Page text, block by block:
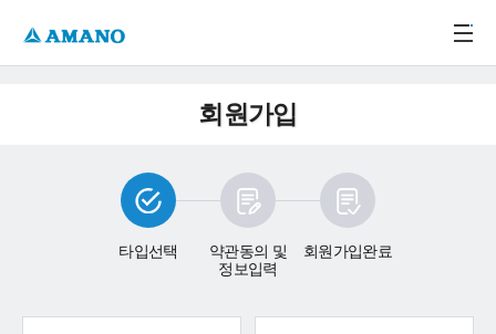
회원가입
타입선택
약관동의 및
정보입력
회원가입완료